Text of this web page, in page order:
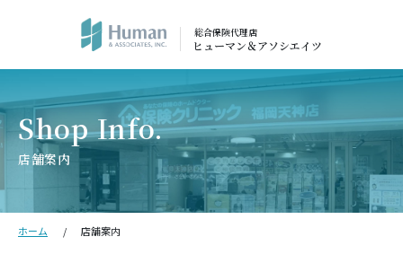
総合保険代理店
ヒューマン＆アソシエイツ
店舗案内
ホーム 店舗案内